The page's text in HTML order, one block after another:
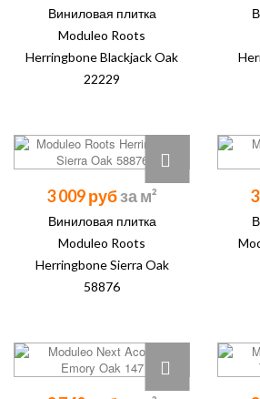
Виниловая плитка
Moduleo Roots
Herringbone Blackjack Oak
22229
3 009 руб
Виниловая плитка
Moduleo Roots
Herringbone Sierra Oak
58876